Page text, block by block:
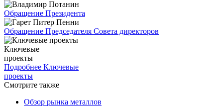
Обращение Президента
Обращение Председателя Совета директоров
Ключевые
проекты
Подробнее Ключевые
проекты
Смотрите также
Обзор рынка металлов